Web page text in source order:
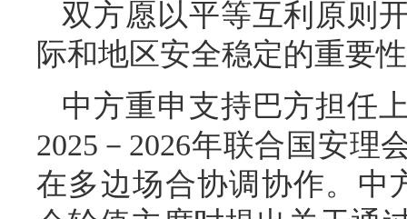
双方愿以平等互利原则
际和地区安全稳定的重要
中方重申支持巴方担任
2025－2026年联合国安理
在多边场合协调协作。中